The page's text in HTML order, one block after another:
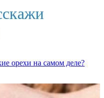
орехи на самом деле?